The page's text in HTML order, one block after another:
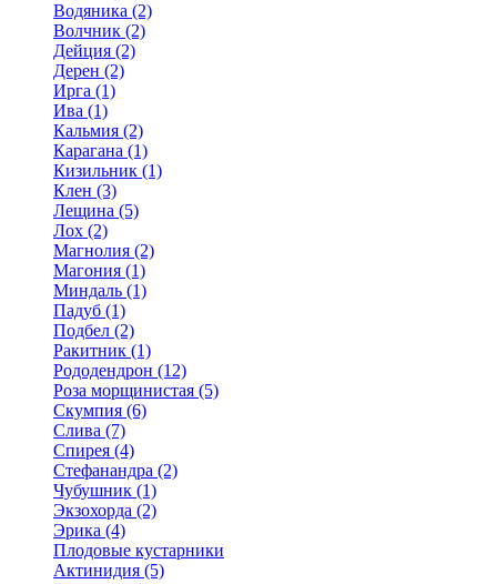
Водяника (2)
Волчник (2)
Дейция (2)
Дерен (2)
Ирга (1)
Ива (1)
Кальмия (2)
Карагана (1)
Кизильник (1)
Клен (3)
Лещина (5)
Лох (2)
Магнолия (2)
Магония (1)
Миндаль (1)
Падуб (1)
Подбел (2)
Ракитник (1)
Рододендрон (12)
Роза морщинистая (5)
Скумпия (6)
Слива (7)
Спирея (4)
Стефанандра (2)
Чубушник (1)
Экзохорда (2)
Эрика (4)
Плодовые кустарники
Актинидия (5)